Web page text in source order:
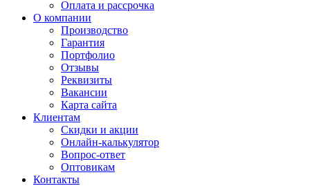
Оплата и рассрочка
О компании
Производство
Гарантия
Портфолио
Отзывы
Реквизиты
Вакансии
Карта сайта
Клиентам
Скидки и акции
Онлайн-калькулятор
Вопрос-ответ
Оптовикам
Контакты